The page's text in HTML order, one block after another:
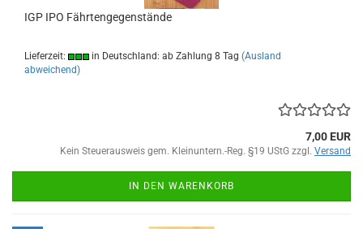
IGP IPO Fährtengegenstände
Lieferzeit: in Deutschland: ab Zahlung 8 Tag (Ausland
abweichend)
7,00 EUR
Kein Steuerausweis gem. Kleinuntern.-Reg. §19 UStG zzgl. Versand
IN DEN WARENKORB